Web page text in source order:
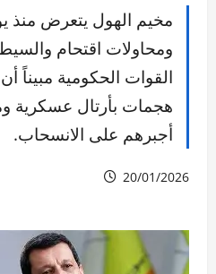
مخيم الهول يتعرض منذ
ومحاولات اقتحام
القوات الحكومية مبيناً
هجمات بأرتال عسكرية
أجبرهم على الانسحاب.
20/01/2026